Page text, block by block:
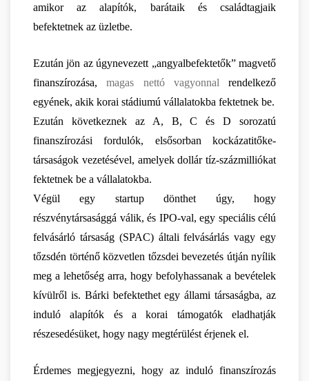
amikor az alapítók, barátaik és családtagjaik
befektetnek az üzletbe.
Ezután jön az úgynevezett „angyalbefektetők” magvető
finanszírozása, magas nettó vagyonnal rendelkező
egyének, akik korai stádiumú vállalatokba fektetnek be.
Ezután következnek az A, B, C és D sorozatú
finanszírozási fordulók, elsősorban kockázatitőke-
társaságok vezetésével, amelyek dollár tíz-százmilliókat
fektetnek be a vállalatokba.
Végül egy startup dönthet úgy, hogy
részvénytársasággá válik, és IPO-val, egy speciális célú
felvásárló társaság (SPAC) általi felvásárlás vagy egy
tőzsdén történő közvetlen tőzsdei bevezetés útján nyílik
meg a lehetőség arra, hogy befolyhassanak a bevételek
kívülről is. Bárki befektethet egy állami társaságba, az
induló alapítók és a korai támogatók eladhatják
részesedésüket, hogy nagy megtérülést érjenek el.
Érdemes megjegyezni, hogy az induló finanszírozás